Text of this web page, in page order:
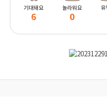
기대돼요
6
놀라워요
0
유